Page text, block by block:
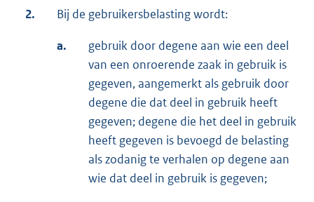
2. Bij de gebruikersbelasting wordt:
a.
gebruik door degene aan wie een deel
van een onroerende zaak in gebruik is
gegeven, aangemerkt als gebruik door
degene die dat deel in gebruik heeft
gegeven; degene die het deel in gebruik
heeft gegeven is bevoegd de belasting
als zodanig te verhalen op degene aan
wie dat deel in gebruik is gegeven;